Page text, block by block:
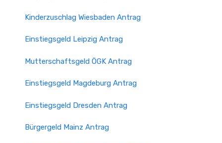
Kinderzuschlag Wiesbaden Antrag
Einstiegsgeld Leipzig Antrag
Mutterschaftsgeld ÖGK Antrag
Einstiegsgeld Magdeburg Antrag
Einstiegsgeld Dresden Antrag
Bürgergeld Mainz Antrag